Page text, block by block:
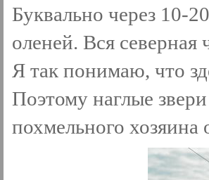
Буквально через 10-
оленей. Вся северная
Я так понимаю, что
Поэтому наглые
похмельного